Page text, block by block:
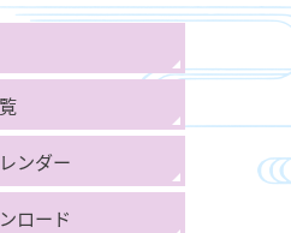
ンダー
ロード